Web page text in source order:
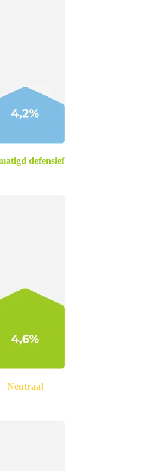
defensief
Neutraal